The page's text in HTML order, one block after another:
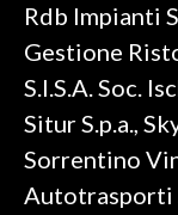
Rdb Impianti
Gestione
S.I.S.A. Soc.
Situr S.p.a.,
Sorrentino
Autotrasporti